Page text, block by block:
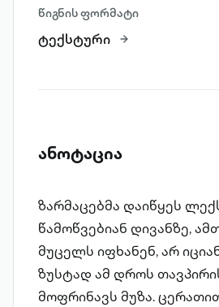
წიგნის ფორმატი
ტექსტური
ანოტაცია
ზარმაცებმა დაიწყეს
წამოწვებიან დივანზე,
მუცელს იფხანენ, არ
ზუსტად ამ დროს
მოფრინავს მუზა.